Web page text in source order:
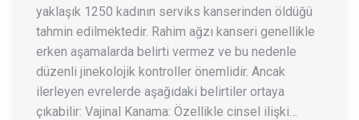
yaklaşık 1250 kadının serviks kanserinden öldüğü
tahmin edilmektedir. Rahim ağzı kanseri genellikle
erken aşamalarda belirti vermez ve bu nedenle
düzenli jinekolojik kontroller önemlidir. Ancak
ilerleyen evrelerde aşağıdaki belirtiler ortaya
çıkabilir: Vajinal Kanama: Özellikle cinsel ilişki…